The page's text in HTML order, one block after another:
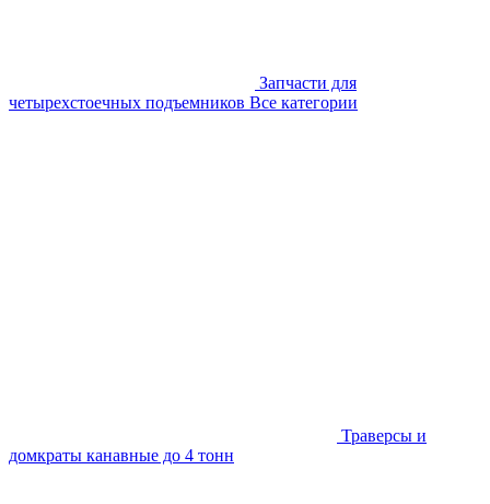
Запчасти для
четырехстоечных подъемников Все категории
Траверсы и
домкраты канавные до 4 тонн